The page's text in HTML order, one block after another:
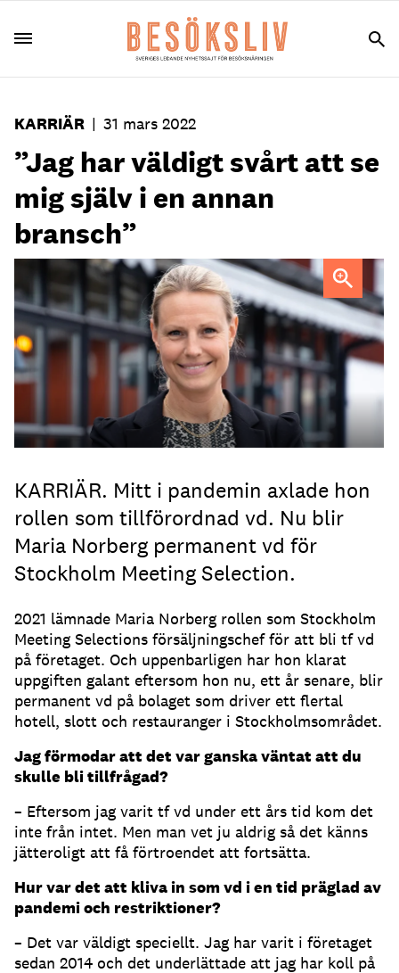
KARRIÄR | 31 mars 2022
”Jag har väldigt svårt att se
mig själv i en annan
bransch”
Maria Norberg, vd Stockholm Meeting Selection.Foto:
Patrik Johanson
KARRIÄR. Mitt i pandemin axlade hon
rollen som tillförordnad vd. Nu blir
Maria Norberg permanent vd för
Stockholm Meeting Selection.
2021 lämnade Maria Norberg rollen som Stockholm
Meeting Selections försäljningschef för att bli tf vd
på företaget. Och uppenbarligen har hon klarat
uppgiften galant eftersom hon nu, ett år senare, blir
permanent vd på bolaget som driver ett flertal
hotell, slott och restauranger i Stockholmsområdet.
Jag förmodar att det var ganska väntat att du
skulle bli tillfrågad?
– Eftersom jag varit tf vd under ett års tid kom det
inte från intet. Men man vet ju aldrig så det känns
jätteroligt att få förtroendet att fortsätta.
Hur var det att kliva in som vd i en tid präglad av
pandemi och restriktioner?
– Det var väldigt speciellt. Jag har varit i företaget
sedan 2014 och det underlättade att jag har koll på